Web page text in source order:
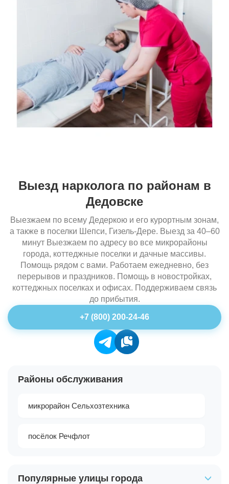
Выезд нарколога по районам в
Дедовске
Выезжаем по всему Дедеркою и его курортным зонам,
а также в поселки Шепси, Гизель-Дере. Выезд за 40–60
минут Выезжаем по адресу во все микрорайоны
города, коттеджные поселки и дачные массивы.
Помощь рядом с вами. Работаем ежедневно, без
перерывов и праздников. Помощь в новостройках,
коттеджных поселках и офисах. Поддерживаем связь
до прибытия.
+7 (800) 200-24-46
Районы обслуживания
микрорайон Сельхозтехника
посёлок Речфлот
Популярные улицы города